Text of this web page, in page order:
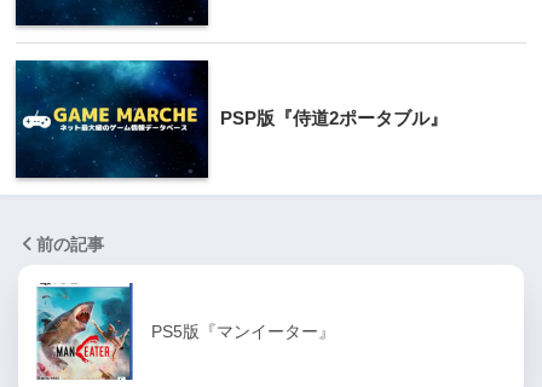
PSP版『侍道2ポータブル』
前の記事
PS5版『マンイーター』